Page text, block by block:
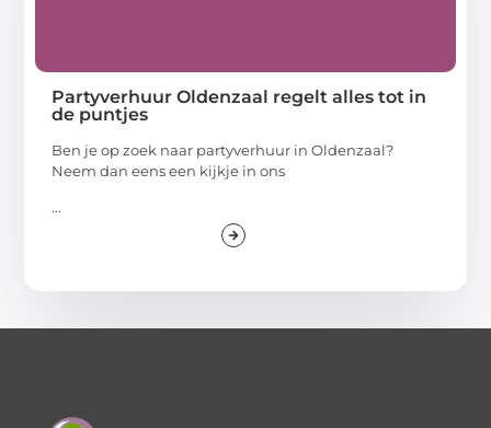
Partyverhuur Oldenzaal regelt alles tot in
de puntjes
Ben je op zoek naar partyverhuur in Oldenzaal?
Neem dan eens een kijkje in ons
...